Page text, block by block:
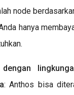
node
hanya
: Anthos bisa